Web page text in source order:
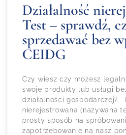
Działalność
Test – sprawdź,
sprzedawać bez
CEIDG
Czy wiesz czy możesz
swoje produkty lub usługi
działalności gospodarczej?
nierejestrowana (nazywana
prosty sposób na
zapotrzebowanie na nasz